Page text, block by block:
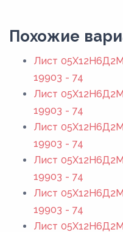
Похожие
Лист
19903 - 74
Лист
19903 - 74
Лист
19903 - 74
Лист
19903 - 74
Лист
19903 - 74
Лист